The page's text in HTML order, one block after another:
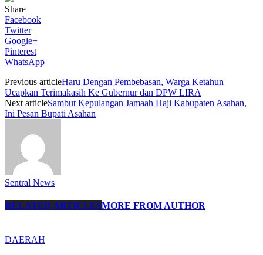
Share
Facebook
Twitter
Google+
Pinterest
WhatsApp
Previous articleHaru Dengan Pembebasan, Warga Ketahun
Ucapkan Terimakasih Ke Gubernur dan DPW LIRA
Next articleSambut Kepulangan Jamaah Haji Kabupaten Asahan,
Ini Pesan Bupati Asahan
Sentral News
RELATED ARTICLESMORE FROM AUTHOR
DAERAH